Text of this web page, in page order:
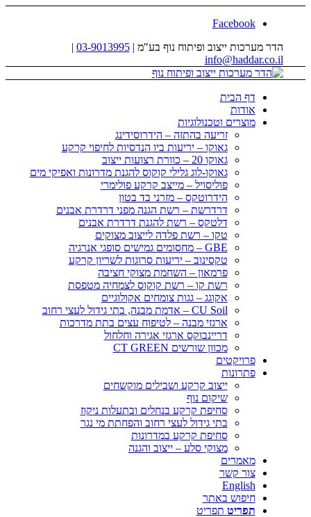
Facebook
הדר מערכות ייצוב ופיתוח נוף בע"מ |03-9013995
|
info@haddar.co.il
דף הבית
אודות
מוצרים וטכנולוגיות
זריעה בהתזה – הידרוסידינג
גאוקו – יריעות ביו הנדסיות לחיפוי קרקע
גאוקו 20 – כוורת רצועות ייצוב
גאוקו-לוג גלילי קוקוס להגנת מדרונות ואפיקי מים
פוליסויל – מייצב קרקע פולימרי
הידרוטקס – מזרני בד בטון
דרדרשת – רשת הגנה מפני דרדרת אבנים
דלטקס – רשת להגנת דרדרת אבנים
טקו – רשת פלדה לייצוב מצוקים
GBE – מחסומים גמישים סופגי אנרגיה
טקסינוב – יריעות סרוגות לשריון קרקע
פרמאון – השחמת מצוקי חציבה
רשת קו – רשת קוקוס לצמחיה מטפסת
אקוגג – גגות צומחים אקולוגיים
CU Soil – אדמת מבנה, בתי גידול לעצי רחוב
ארגזי מבנה – לטיפוח עצים בתת מדרכות
דריינבוקס ארגזי אגירה וחלחול
מכוון שורשים CT GREEN
פרויקטים
פתרונות
ייצוב קרקע ושבילים מוקשחים
שיקום נוף
סחיפת קרקע בנחלים ובתעלות ניקוז
בתי גידול לעצי רחוב והפחתת מי נגר
סחיפת קרקע במדרונות
מצוקי סלע – ייצוב והגנה
מאמרים
צור קשר
English
חיפוש באתר
תפריט תפריט